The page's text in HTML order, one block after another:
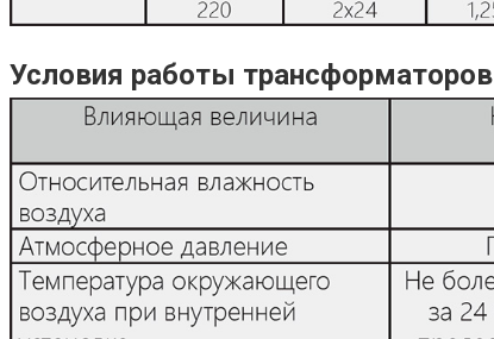
Условия работы трансформаторов